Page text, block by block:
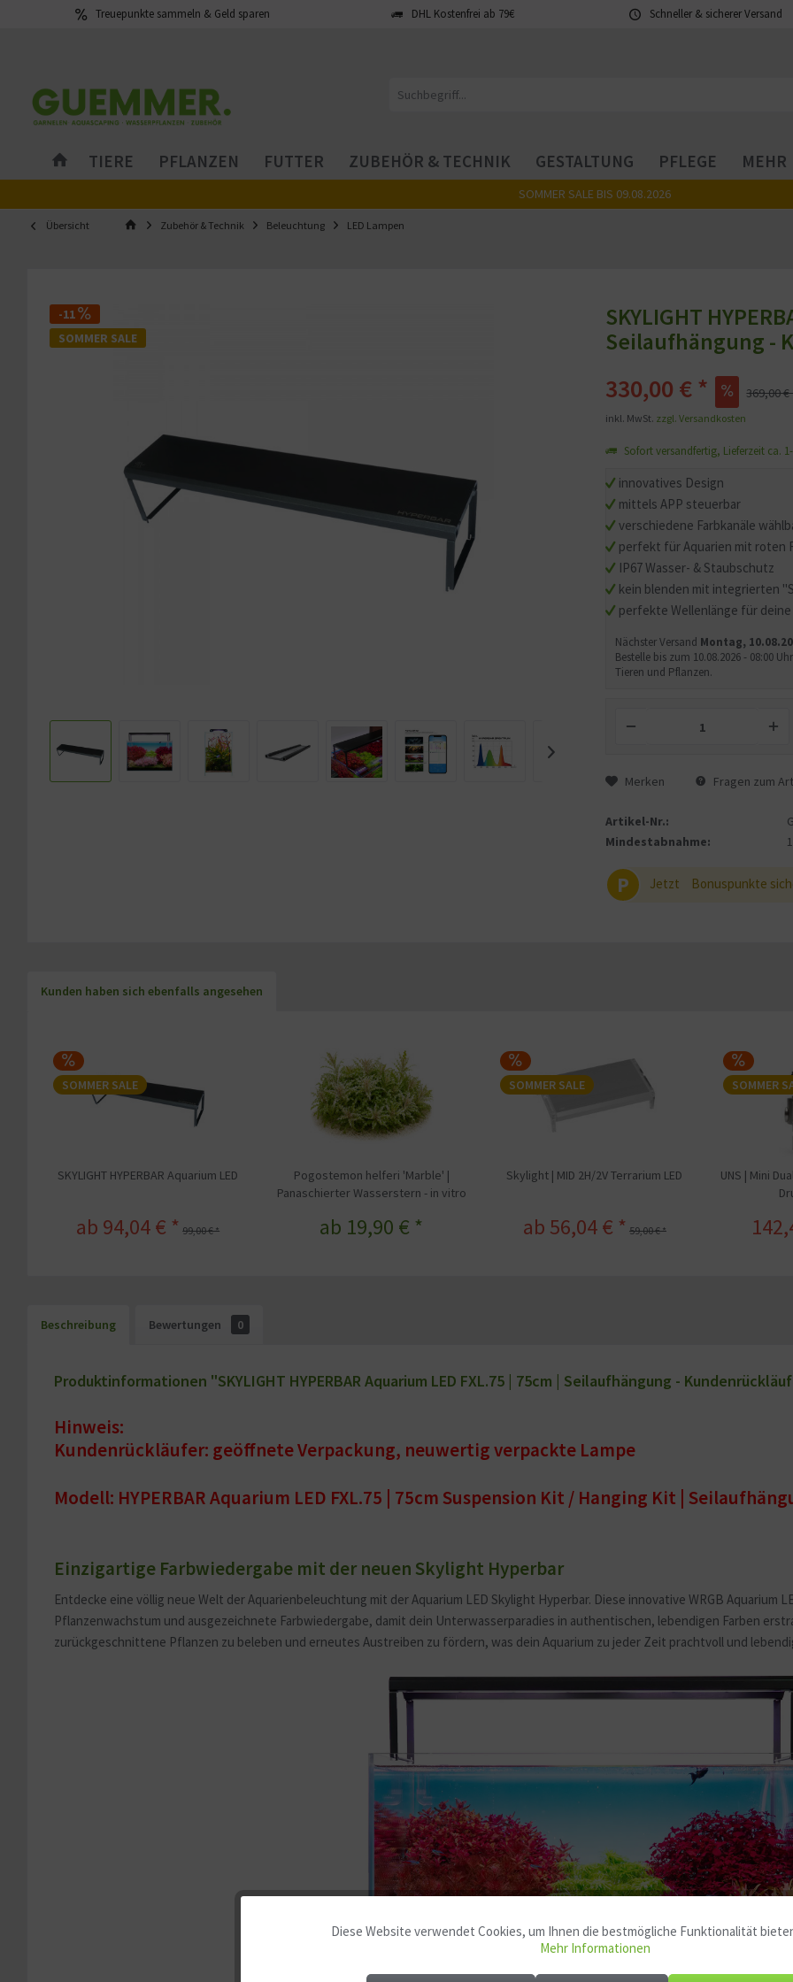
Treuepunkte sammeln & Geld sparen DHL Kostenfrei ab 79€ Schneller & sicherer Versand
TIERE PFLANZEN FUTTER ZUBEHÖR & TECHNIK GESTALTUNG PFLEGE MEHR
SOMMER SALE BIS 09.08.2026
Übersicht Zubehör & Technik Beleuchtung LED Lampen
-11
SOMMER SALE
SKYLIGHT
Seilaufhängung -
innovatives Design
mittels APP steuerbar
verschiedene Farbkanäle
perfekt für Aquarien mit roten
IP67 Wasser- & Staubschutz
kein blenden mit integrierten
perfekte Wellenlänge für
330,00 € * 369,00 €
inkl. MwSt. zzgl. Versandkosten
Sofort versandfertig, Lieferzeit ca.
Nächster Versand Montag,
Bestelle bis zum 10.08.2026 - 08:00
Tieren und Pflanzen.
Merken Fragen zum
Artikel-Nr.:
Mindestabnahme:
1
P Jetzt Bonuspunkte
Kunden haben sich ebenfalls angesehen
SOMMER SALE
SKYLIGHT HYPERBAR Aquarium LED
ab 94,04 € * 99,00 € *
Pogostemon helferi 'Marble' |
Panaschierter Wasserstern - in vitro
ab 19,90 € *
SOMMER SALE
Skylight | MID 2H/2V Terrarium LED
ab 56,04 € * 59,00 € *
SOMMER
UNS | Mini
Beschreibung Bewertungen 0
Produktinformationen "SKYLIGHT HYPERBAR Aquarium LED FXL.75 | 75cm | Seilaufhängung -
Hinweis:
Kundenrückläufer: geöffnete Verpackung, neuwertig verpackte Lampe
Modell: HYPERBAR Aquarium LED FXL.75 | 75cm Suspension Kit / Hanging Kit |
Einzigartige Farbwiedergabe mit der neuen Skylight Hyperbar
Entdecke eine völlig neue Welt der Aquarienbeleuchtung mit der Aquarium LED Skylight Hyperbar. Diese innovative WRGB
Pflanzenwachstum und ausgezeichnete Farbwiedergabe, damit dein Unterwasserparadies in authentischen, lebendigen Farben
zurückgeschnittene Pflanzen zu beleben und erneutes Austreiben zu fördern, was dein Aquarium zu jeder Zeit prachtvoll und
FunktionaleDiese Website verwendet Cookies, um Ihnen die bestmögliche Funktionalität
Mehr Informationen